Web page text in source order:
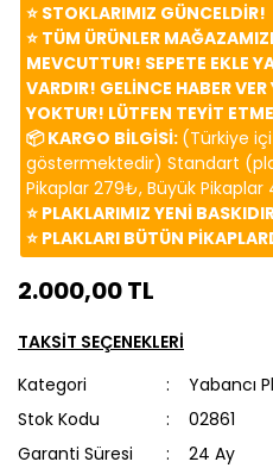
⭐️ STOKLARIMIZ GÜNCELDİR!
⭐️ TÜM ÜRÜNLER
MEVCUTTUR! SEPETE EKLE
VARDIR! GELİNCE HABER
YOKTUR! LÜTFEN TEYİT
📦 KARGO BİLGİSİ: (Türkiye
göstermektedir) Standart
Pikaplar 279₺, Büyük Pikaplar
⭐️ PLAKLARIMIZ YENİ
⭐️ PLAKLARI BÜTÜN
2.000,00 TL
TAKSİT SEÇENEKLERİ
Kategori
Yabancı
Stok Kodu
02861
Garanti Süresi
24 Ay